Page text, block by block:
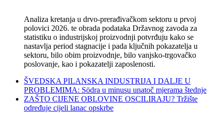
Analiza kretanja u drvo-prerađivačkom sektoru u prvoj
polovici 2026. te obrada podataka Državnog zavoda za
statistiku o industrijskoj proizvodnji potvrđuju kako se
nastavlja period stagnacije i pada ključnih pokazatelja u
sektoru, bilo obim proizvodnje, bilo vanjsko-trgovačko
poslovanje, kao i pokazatelji zaposlenosti.
ŠVEDSKA PILANSKA INDUSTRIJA I DALJE U
PROBLEMIMA: Södra u minusu unatoč mjerama štednje
ZAŠTO CIJENE OBLOVINE OSCILIRAJU? Tržište
određuje cijeli lanac opskrbe